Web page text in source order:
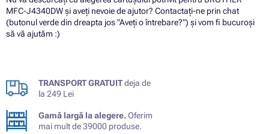
MFC-J4340DW și aveți nevoie de ajutor? Contactați-ne prin chat
(butonul verde din dreapta jos "Aveți o întrebare?") și vom fi bucuroși
să vă ajutăm :)
TRANSPORT GRATUITdeja de
la 249 Lei
Gamă largă la alegere.Oferim
mai mult de 39000 produse.